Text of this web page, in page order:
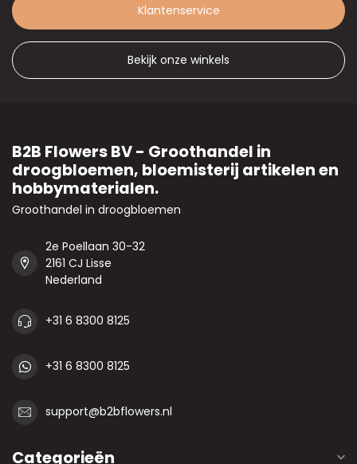
Klantenservice
Bekijk onze winkels
B2B Flowers BV - Groothandel in
droogbloemen, bloemisterij artikelen en
hobbymaterialen.
Groothandel in droogbloemen
2e Poellaan 30-32
2161 CJ Lisse
Nederland
+31 6 8300 8125
+31 6 8300 8125
support@b2bflowers.nl
Categorieën